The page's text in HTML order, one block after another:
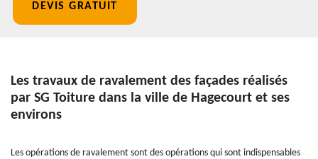
DEVIS GRATUIT
Les travaux de ravalement des façades réalisés
par SG Toiture dans la ville de Hagecourt et ses
environs
Les opérations de ravalement sont des opérations qui sont indispensables